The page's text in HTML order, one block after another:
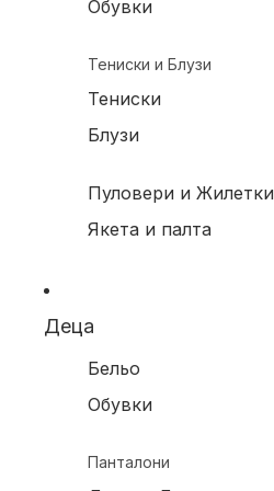
Обувки
Тениски и Блузи
Тениски
Блузи
Пуловери и Жилетки
Якета и палта
Деца
Бельо
Обувки
Панталони